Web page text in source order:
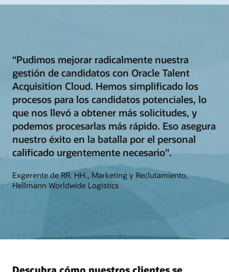
“Pudimos mejorar radicalmente nuestra
gestión de candidatos con Oracle Talent
Acquisition Cloud. Hemos simplificado los
procesos para los candidatos potenciales, lo
que nos llevó a obtener más solicitudes, y
podemos procesarlas más rápido. Eso asegura
nuestro éxito en la batalla por el personal
calificado urgentemente necesario".
Exgerente de RR. HH., Marketing y Reclutamiento,
Hellmann Worldwide Logistics